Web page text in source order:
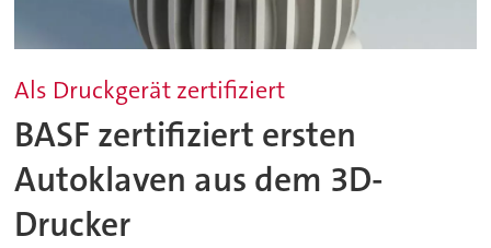
Als Druckgerät zertifiziert
BASF zertifiziert ersten
Autoklaven aus dem 3D-
Drucker